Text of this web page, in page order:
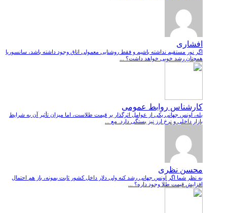
افشاری
اگر نور مستقیم نداشته باشیم و فقط روشنایی معمولی اتاق وجود داشته باشد، سانسوریا
همچنان رشد خوبی خواهد داشت؟ ...
کارشناس روابط عمومی
بله، اونس جهانی یکی از عوامل اثرگذار بر قیمت طلاست، اما میزان تأثیر آن به شرایط
بازار داخلی و نرخ ارز نیز بستگی دارد. مع ...
محسن نظری
به نظر شما اگر اونس جهانی رشد کنه ولی دلار داخل کشور ثابت بمونه، باز هم احتمال
افزایش قیمت طلا وجود داره؟ ...